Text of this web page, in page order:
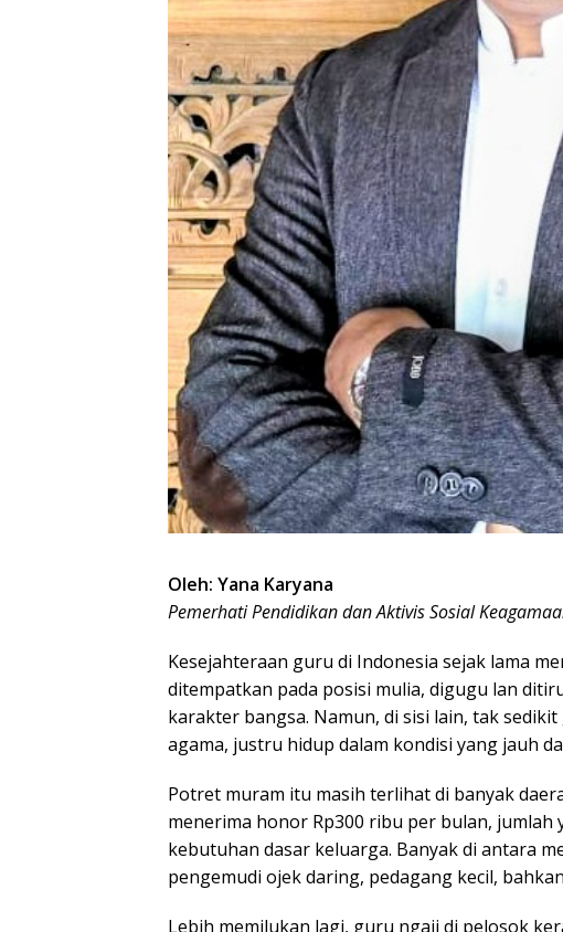
Oleh: Yana Karyana
Pemerhati Pendidikan dan Aktivis Sosial
Kesejahteraan guru di Indonesia sejak lama
ditempatkan pada posisi mulia, digugu lan
karakter bangsa. Namun, di sisi lain, tak
agama, justru hidup dalam kondisi yang jauh
Potret muram itu masih terlihat di banyak
menerima honor Rp300 ribu per bulan,
kebutuhan dasar keluarga. Banyak di antara
pengemudi ojek daring, pedagang kecil,
Lebih memilukan lagi, guru ngaji di pelosok